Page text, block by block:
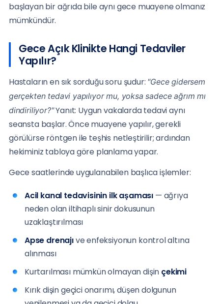
başlayan bir ağrıda bile aynı gece muayene olmanız
mümkündür.
Gece Açık Klinikte Hangi Tedaviler
Yapılır?
Hastaların en sık sorduğu soru şudur: "Gece gidersem
gerçekten tedavi yapılıyor mu, yoksa sadece ağrım mı
dindiriliyor?"Yanıt: Uygun vakalarda tedavi aynı
seansta başlar. Önce muayene yapılır, gerekli
görülürse röntgen ile teşhis netleştirilir; ardından
hekiminiz tabloya göre planlama yapar.
Gece saatlerinde uygulanabilen başlıca işlemler:
Acil kanal tedavisinin ilk aşaması — ağrıya
neden olan iltihaplı sinir dokusunun
uzaklaştırılması
Apse drenajıve enfeksiyonun kontrol altına
alınması
Kurtarılması mümkün olmayan dişin çekimi
Kırık dişin geçici onarımı, düşen dolgunun